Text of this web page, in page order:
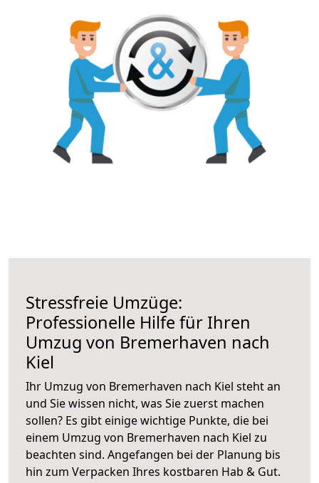
Stressfreie Umzüge:
Professionelle Hilfe für Ihren
Umzug von Bremerhaven nach
Kiel
Ihr Umzug von Bremerhaven nach Kiel steht an
und Sie wissen nicht, was Sie zuerst machen
sollen? Es gibt einige wichtige Punkte, die bei
einem Umzug von Bremerhaven nach Kiel zu
beachten sind. Angefangen bei der Planung bis
hin zum Verpacken Ihres kostbaren Hab & Gut.